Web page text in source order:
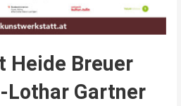
Heide Breuer
Lothar Gartner